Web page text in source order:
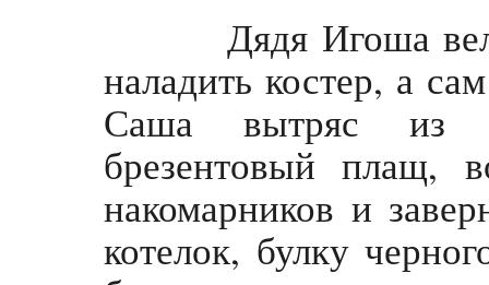
Дядя Игоша
наладить костер, а
Саша вытряс из
брезентовый плащ,
накомарников и
котелок, булку